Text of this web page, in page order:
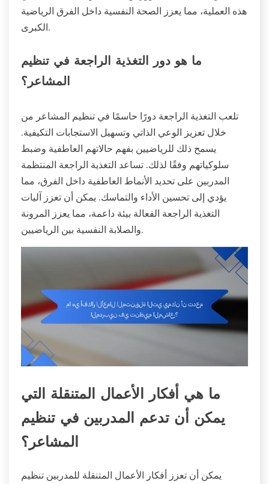
هذه العملية، مما يعزز الصحة النفسية داخل الفرق الرياضية
الكبرى.
ما هو دور التغذية الراجعة في تنظيم
المشاعر؟
تلعب التغذية الراجعة دورًا حاسمًا في تنظيم المشاعر من
خلال تعزيز الوعي الذاتي وتسهيل الاستجابات التكيفية.
يسمح ذلك للرياضيين بفهم حالاتهم العاطفية وضبط
سلوكياتهم وفقًا لذلك. تساعد التغذية الراجعة المنتظمة
المدربين على تحديد الأنماط العاطفية داخل الفرق، مما
يؤدي إلى تحسين الأداء والتماسك. يمكن أن تعزز آليات
التغذية الراجعة الفعالة بيئة داعمة، مما يعزز المرونة
والصلابة النفسية بين الرياضيين.
ما هي أفكار الأعمال المتنقلة التي
يمكن أن تدعم المدربين في تنظيم
المشاعر؟
يمكن أن تعزز أفكار الأعمال المتنقلة للمدربين تنظيم